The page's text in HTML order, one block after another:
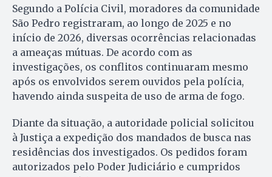
Segundo a Polícia Civil, moradores da comunidade
São Pedro registraram, ao longo de 2025 e no
início de 2026, diversas ocorrências relacionadas
a ameaças mútuas. De acordo com as
investigações, os conflitos continuaram mesmo
após os envolvidos serem ouvidos pela polícia,
havendo ainda suspeita de uso de arma de fogo.
Diante da situação, a autoridade policial solicitou
à Justiça a expedição dos mandados de busca nas
residências dos investigados. Os pedidos foram
autorizados pelo Poder Judiciário e cumpridos